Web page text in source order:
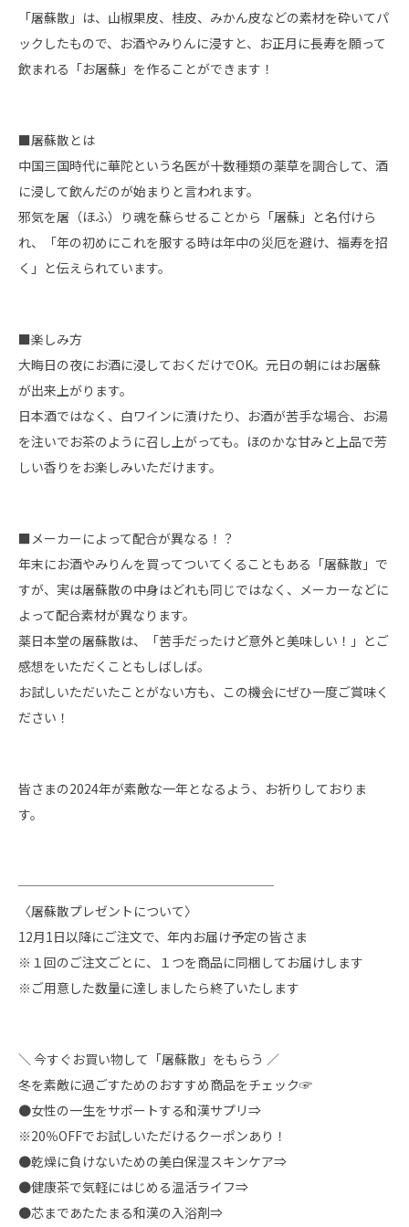
「屠蘇散」は、山椒果皮、桂皮、みかん皮などの素材を砕いてパ
ックしたもので、お酒やみりんに浸すと、お正月に長寿を願って
飲まれる「お屠蘇」を作ることができます！
■屠蘇散とは
中国三国時代に華陀という名医が十数種類の薬草を調合して、酒
に浸して飲んだのが始まりと言われます。
邪気を屠（ほふ）り魂を蘇らせることから「屠蘇」と名付けら
れ、「年の初めにこれを服する時は年中の災厄を避け、福寿を招
く」と伝えられています。
■楽しみ方
大晦日の夜にお酒に浸しておくだけでOK。元日の朝にはお屠蘇
が出来上がります。
日本酒ではなく、白ワインに漬けたり、お酒が苦手な場合、お湯
を注いでお茶のように召し上がっても。ほのかな甘みと上品で芳
しい香りをお楽しみいただけます。
■メーカーによって配合が異なる！？
年末にお酒やみりんを買ってついてくることもある「屠蘇散」で
すが、実は屠蘇散の中身はどれも同じではなく、メーカーなどに
よって配合素材が異なります。
薬日本堂の屠蘇散は、「苦手だったけど意外と美味しい！」とご
感想をいただくこともしばしば。
お試しいただいたことがない方も、この機会にぜひ一度ご賞味く
ださい！
皆さまの2024年が素敵な一年となるよう、お祈りしておりま
す。
────────────────────
〈屠蘇散プレゼントについて〉
12月1日以降にご注文で、年内お届け予定の皆さま
※１回のご注文ごとに、１つを商品に同梱してお届けします
※ご用意した数量に達しましたら終了いたします
＼ 今すぐお買い物して「屠蘇散」をもらう ／
冬を素敵に過ごすためのおすすめ商品をチェック☞
●女性の一生をサポートする和漢サプリ⇒
※20％OFFでお試しいただけるクーポンあり！
●乾燥に負けないための美白保湿スキンケア⇒
●健康茶で気軽にはじめる温活ライフ⇒
●芯まであたたまる和漢の入浴剤⇒